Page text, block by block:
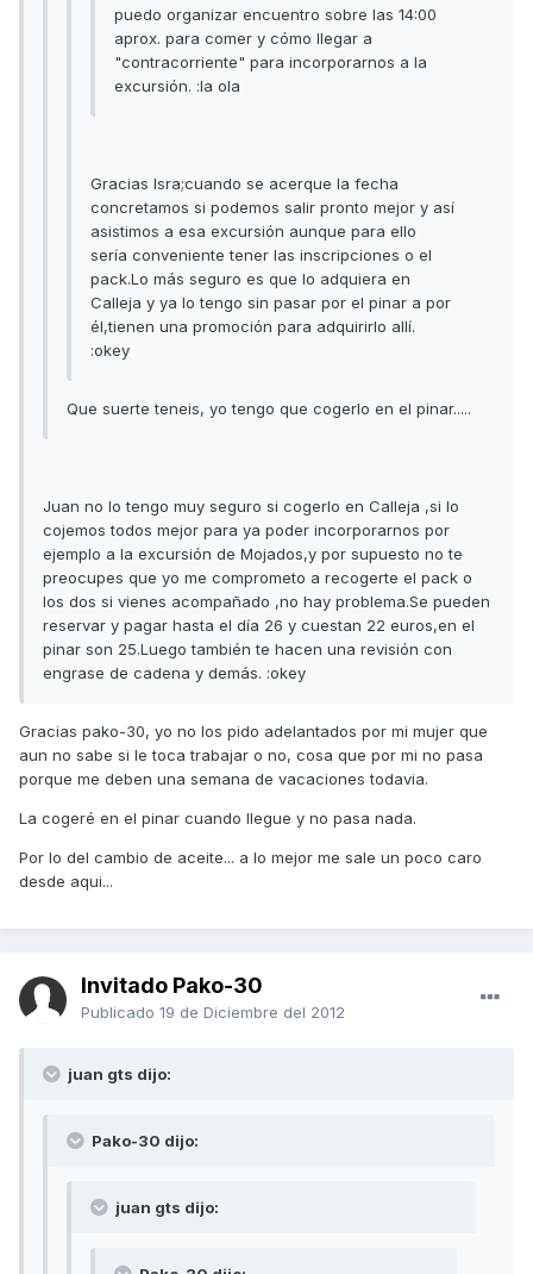
puedo organizar encuentro sobre las 14:00
aprox. para comer y cómo llegar a
"contracorriente" para incorporarnos a la
excursión. :la ola
Gracias Isra;cuando se acerque la fecha
concretamos si podemos salir pronto mejor y así
asistimos a esa excursión aunque para ello
sería conveniente tener las inscripciones o el
pack.Lo más seguro es que lo adquiera en
Calleja y ya lo tengo sin pasar por el pinar a por
él,tienen una promoción para adquirirlo allí.
:okey
Que suerte teneis, yo tengo que cogerlo en el pinar.....
Juan no lo tengo muy seguro si cogerlo en Calleja ,si lo
cojemos todos mejor para ya poder incorporarnos por
ejemplo a la excursión de Mojados,y por supuesto no te
preocupes que yo me comprometo a recogerte el pack o
los dos si vienes acompañado ,no hay problema.Se pueden
reservar y pagar hasta el día 26 y cuestan 22 euros,en el
pinar son 25.Luego también te hacen una revisión con
engrase de cadena y demás. :okey
Gracias pako-30, yo no los pido adelantados por mi mujer que
aun no sabe si le toca trabajar o no, cosa que por mi no pasa
porque me deben una semana de vacaciones todavia.
La cogeré en el pinar cuando llegue y no pasa nada.
Por lo del cambio de aceite... a lo mejor me sale un poco caro
desde aqui...
Invitado Pako-30
Publicado 19 de Diciembre del 2012
juan gts dijo:
Pako-30 dijo:
juan gts dijo: